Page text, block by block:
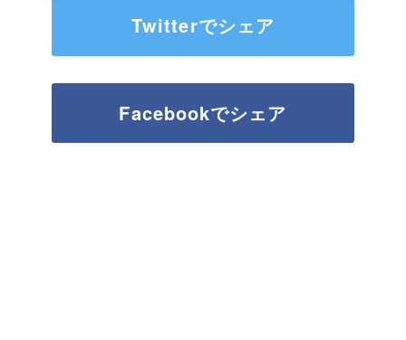
Twitterでシェア
Facebookでシェア